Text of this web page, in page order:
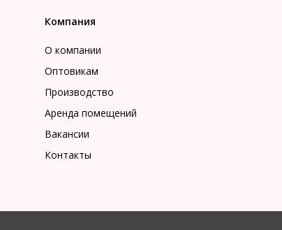
Компания
О компании
Оптовикам
Производство
Аренда помещений
Вакансии
Контакты